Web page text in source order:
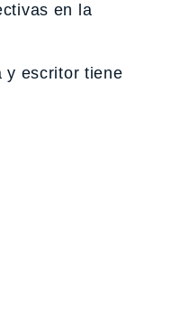
en la
y escritor tiene